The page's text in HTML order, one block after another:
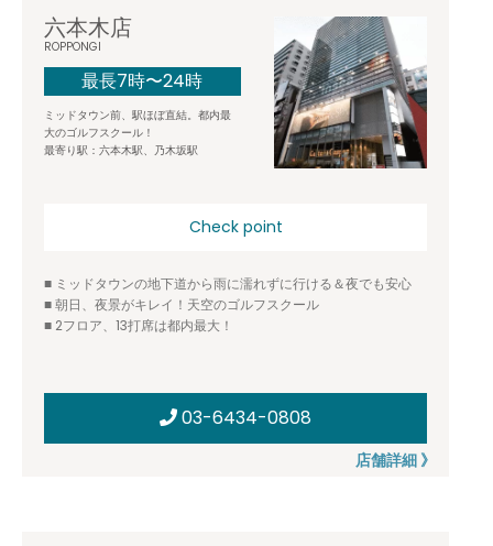
六本木店
ROPPONGI
最長7時〜24時
ミッドタウン前、駅ほぼ直結。都内最
大のゴルフスクール！
最寄り駅：六本木駅、乃木坂駅
Check point
■ ミッドタウンの地下道から雨に濡れずに行ける＆夜でも安心
■ 朝日、夜景がキレイ！天空のゴルフスクール
■ 2フロア、13打席は都内最大！
03-6434-0808
店舗詳細 》